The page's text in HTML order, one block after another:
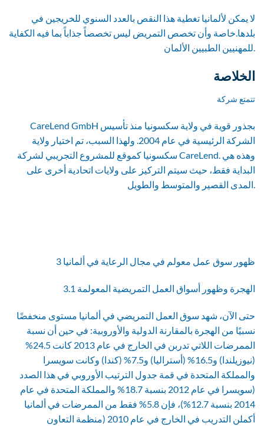
لا يمكن لألمانيا تغطية هذا النقص بالعدد السنوي للخريجين في
بلدها.خاصة وأن تخصص التمريض ليس تخصصاً جذاباً بما فيه الكفاية
الخلاصة
تتمتع شركة
CareLend GmbH بجذور قوية في ولاية سكسونيا منذ تأسيس
الشركة الرئيسية في عام 2004. ولهذا السبب، تم اختيار ولاية
سكسونيا كموقع للمشروع التجريبي لشركة CareLend. وهذه هي
البداية فقط، حيث سيتم التركيز على ولايات اتحادية أخرى على
3 ظهور سوق عمل معولم في مجال الرعاية في ألمانيا
3.1 الهجرة وظهور أسواق العمل التمريضية المعولمة
حتى الآن، شهد سوق العمل التمريضي في ألمانيا مستوى منخفضًا
نسبيًا من الهجرة بالمقارنة الدولية والأوروبية: في حين أن نسبة
الممرضات اللاتي تدربن في الخارج في عام 2013 كانت 24.5%
(نيوزيلندا) و16.5% (أستراليا) و7.5% (كندا) وكانت سويسرا
والمملكة المتحدة في قمة جدول الترتيب الأوروبي في هذا الصدد
(سويسرا في عام 2012 بنسبة 18.7% والمملكة المتحدة في عام
2014 بنسبة 12.7%)، فإن 5.8% فقط من الممرضات في ألمانيا
أكملن التدريب في الخارج في عام 2010 (منظمة التعاون